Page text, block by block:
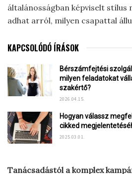
általánosságban képviselt stílus
adhat arról, milyen csapattal
KAPCSOLÓDÓ ÍRÁSOK
Bérszámfejtési
milyen feladatokat
szakértő?
2026.04.15.
Hogyan válassz
cikked
2025.03.01.
Tanácsadástól a komplex